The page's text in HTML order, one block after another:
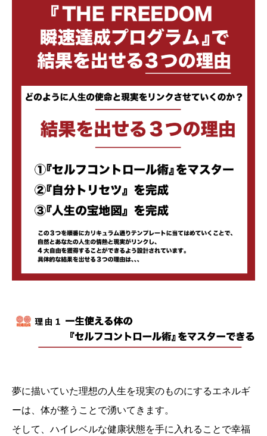
夢に描いていた理想の人生を現実のものにするエネルギ
ーは、体が整うことで湧いてきます。
そして、ハイレベルな健康状態を手に入れることで幸福